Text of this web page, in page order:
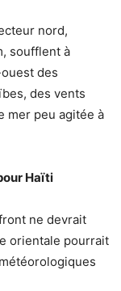
nord,
soufflent à
des
des vents
mer peu agitée à
Haïti
ne devrait
orientale pourrait